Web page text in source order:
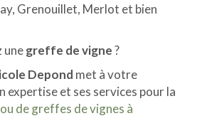
Grenouillet, Merlot et bien
unegreffe de vigne?
Depond met à votre
expertise et ses services pour la
de greffes de vignes à